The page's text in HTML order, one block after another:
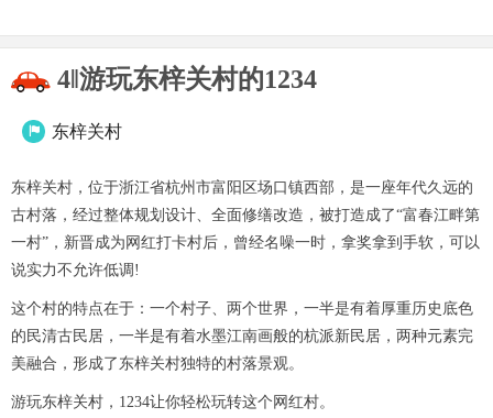
4‖游玩东梓关村的1234
 东梓关村
东梓关村，位于浙江省杭州市富阳区场口镇西部，是一座年代久远的
古村落，经过整体规划设计、全面修缮改造，被打造成了“富春江畔第
一村”，新晋成为网红打卡村后，曾经名噪一时，拿奖拿到手软，可以
说实力不允许低调!
这个村的特点在于：一个村子、两个世界，一半是有着厚重历史底色
的民清古民居，一半是有着水墨江南画般的杭派新民居，两种元素完
美融合，形成了东梓关村独特的村落景观。
游玩东梓关村，1234让你轻松玩转这个网红村。